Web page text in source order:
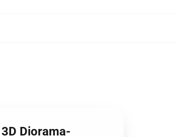
Diorama-